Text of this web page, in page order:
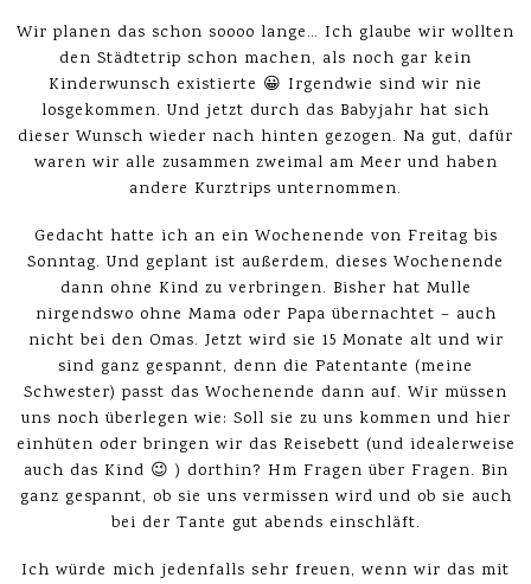
Wir planen das schon soooo lange… Ich glaube wir wollten
den Städtetrip schon machen, als noch gar kein
Kinderwunsch existierte 😀 Irgendwie sind wir nie
losgekommen. Und jetzt durch das Babyjahr hat sich
dieser Wunsch wieder nach hinten gezogen. Na gut, dafür
waren wir alle zusammen zweimal am Meer und haben
andere Kurztrips unternommen.
Gedacht hatte ich an ein Wochenende von Freitag bis
Sonntag. Und geplant ist außerdem, dieses Wochenende
dann ohne Kind zu verbringen. Bisher hat Mulle
nirgendswo ohne Mama oder Papa übernachtet – auch
nicht bei den Omas. Jetzt wird sie 15 Monate alt und wir
sind ganz gespannt, denn die Patentante (meine
Schwester) passt das Wochenende dann auf. Wir müssen
uns noch überlegen wie: Soll sie zu uns kommen und hier
einhüten oder bringen wir das Reisebett (und idealerweise
auch das Kind 😉 ) dorthin? Hm Fragen über Fragen. Bin
ganz gespannt, ob sie uns vermissen wird und ob sie auch
bei der Tante gut abends einschläft.
Ich würde mich jedenfalls sehr freuen, wenn wir das mit